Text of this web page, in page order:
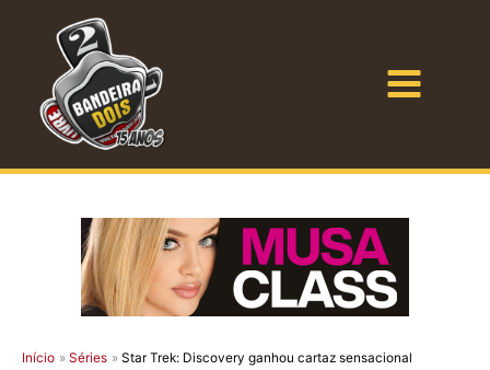
conteúdo
Início Séries Star Trek: Discovery ganhou cartaz sensacional